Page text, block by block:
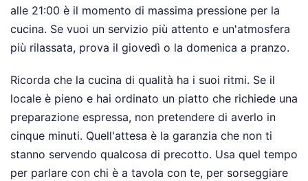
alle 21:00 è il momento di massima pressione per la
cucina. Se vuoi un servizio più attento e un'atmosfera
più rilassata, prova il giovedì o la domenica a pranzo.
Ricorda che la cucina di qualità ha i suoi ritmi. Se il
locale è pieno e hai ordinato un piatto che richiede una
preparazione espressa, non pretendere di averlo in
cinque minuti. Quell'attesa è la garanzia che non ti
stanno servendo qualcosa di precotto. Usa quel tempo
per parlare con chi è a tavola con te, per sorseggiare